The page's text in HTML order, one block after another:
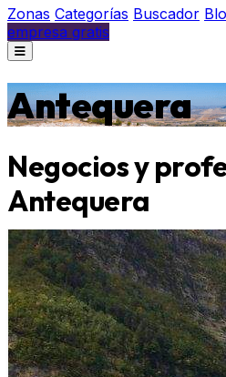
Zonas Categorías Buscador
empresa gratis
Antequera
Negocios y
Antequera